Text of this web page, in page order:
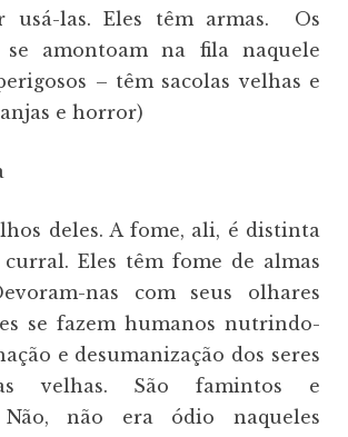
usá-las. Eles têm armas. Os
se amontoam na fila naquele
– têm sacolas velhas e
e horror)
deles. A fome, ali, é distinta
curral. Eles têm fome de almas
nas com seus olhares
se fazem humanos nutrindo-
e desumanização dos seres
velhas. São famintos e
Não, não era ódio naqueles